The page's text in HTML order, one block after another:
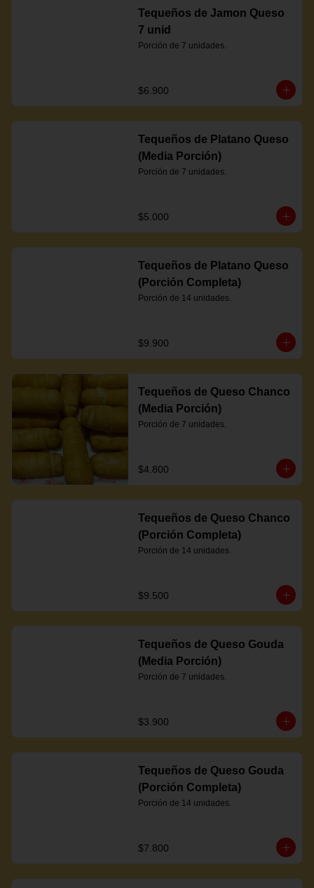
Tequeños de Jamon Queso
7 unid
Porción de 7 unidades.
$6.900
Tequeños de Platano Queso
(Media Porción)
Porción de 7 unidades.
$5.000
Tequeños de Platano Queso
(Porción Completa)
Porción de 14 unidades.
$9.900
Tequeños de Queso Chanco
(Media Porción)
Porción de 7 unidades.
$4.800
Tequeños de Queso Chanco
(Porción Completa)
Porción de 14 unidades.
$9.500
Tequeños de Queso Gouda
(Media Porción)
Porción de 7 unidades.
$3.900
Tequeños de Queso Gouda
(Porción Completa)
Porción de 14 unidades.
$7.800